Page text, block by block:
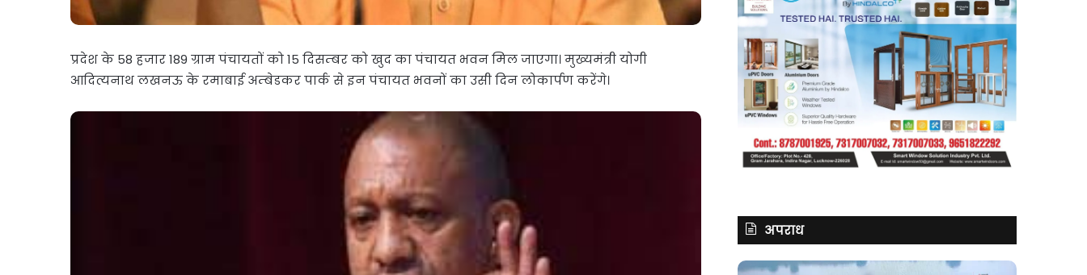
प्रदेश के 58 हजार 189 ग्राम पंचायतों को 15 दिसम्बर को खुद का पंचायत भवन मिल जाएगा। मुख्यमंत्री योगी
आदित्यनाथ लखनऊ के रमाबाई अम्बेडकर पार्क से इन पंचायत भवनों का उसी दिन लोकार्पण करेंगे।
अपराध